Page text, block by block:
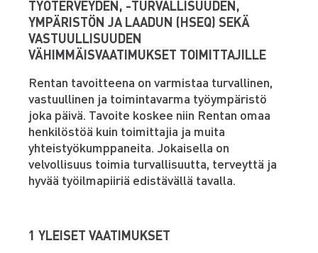
TYÖTERVEYDEN, -TURVALLISUUDEN,
YMPÄRISTÖN JA LAADUN (HSEQ) SEKÄ
VASTUULLISUUDEN
VÄHIMMÄISVAATIMUKSET TOIMITTAJILLE
Rentan tavoitteena on varmistaa turvallinen,
vastuullinen ja toimintavarma työympäristö
joka päivä. Tavoite koskee niin Rentan omaa
henkilöstöä kuin toimittajia ja muita
yhteistyökumppaneita. Jokaisella on
velvollisuus toimia turvallisuutta, terveyttä ja
hyvää työilmapiiriä edistävällä tavalla.
1 YLEISET VAATIMUKSET